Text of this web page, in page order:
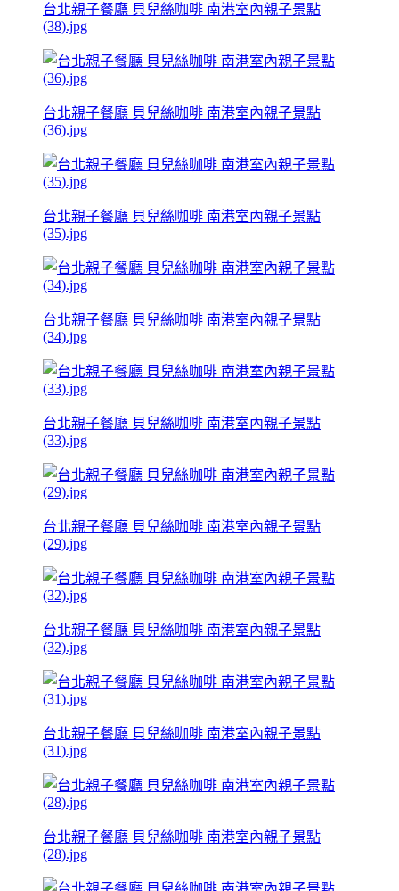
台北親子餐廳 貝兒絲咖啡 南港室內親子景點
(38).jpg
台北親子餐廳 貝兒絲咖啡 南港室內親子景點
(36).jpg
台北親子餐廳 貝兒絲咖啡 南港室內親子景點
(35).jpg
台北親子餐廳 貝兒絲咖啡 南港室內親子景點
(34).jpg
台北親子餐廳 貝兒絲咖啡 南港室內親子景點
(33).jpg
台北親子餐廳 貝兒絲咖啡 南港室內親子景點
(29).jpg
台北親子餐廳 貝兒絲咖啡 南港室內親子景點
(32).jpg
台北親子餐廳 貝兒絲咖啡 南港室內親子景點
(31).jpg
台北親子餐廳 貝兒絲咖啡 南港室內親子景點
(28).jpg